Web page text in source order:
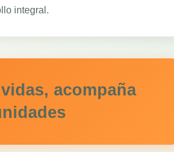
integral.
acompaña